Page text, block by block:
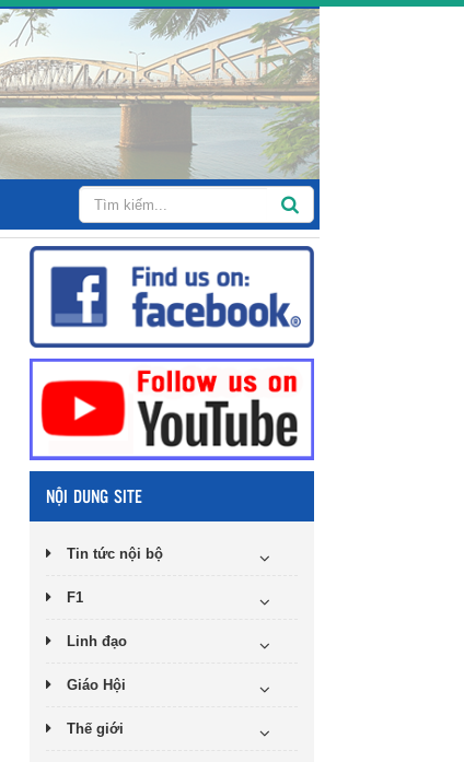
NỘI DUNG SITE
Tin tức nội bộ
F1
Linh đạo
Giáo Hội
Thế giới